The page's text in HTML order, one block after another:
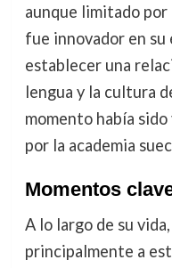
aunque limitado por
fue innovador en
establecer una
lengua y la cultura
momento había
por la academia
Momentos
A lo largo de su
principalmente a